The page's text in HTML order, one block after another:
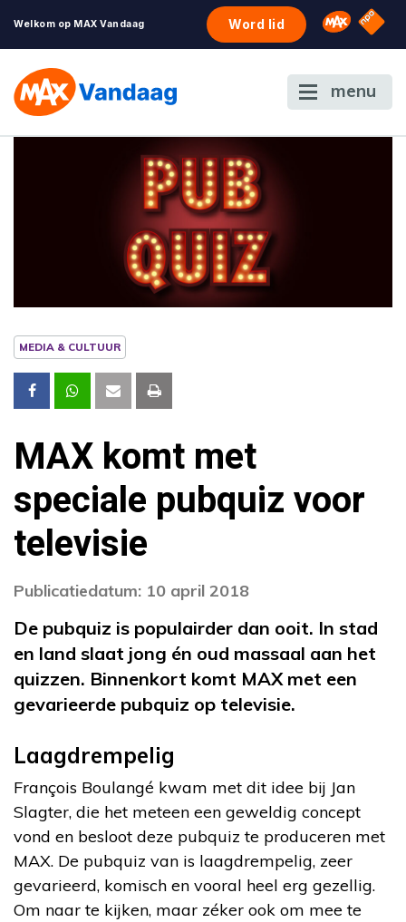
Welkom op MAX Vandaag Word lid Omroep
NPO
menu
MEDIA & CULTUUR
MAX komt met
speciale pubquiz voor
televisie
Publicatiedatum: 10 april 2018
De pubquiz is populairder dan ooit. In stad
en land slaat jong én oud massaal aan het
quizzen. Binnenkort komt MAX met een
gevarieerde pubquiz op televisie.
Laagdrempelig
François Boulangé kwam met dit idee bij Jan
Slagter, die het meteen een geweldig concept
vond en besloot deze pubquiz te produceren met
MAX. De pubquiz van is laagdrempelig, zeer
gevarieerd, komisch en vooral heel erg gezellig.
Om naar te kijken, maar zéker ook om mee te